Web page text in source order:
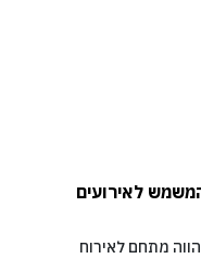
לאירועים
מתחם לאירוח